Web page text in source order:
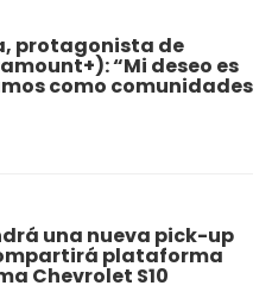
protagonista de
“Mi deseo es
como comunidades
una nueva pick-up
plataforma
Chevrolet S10